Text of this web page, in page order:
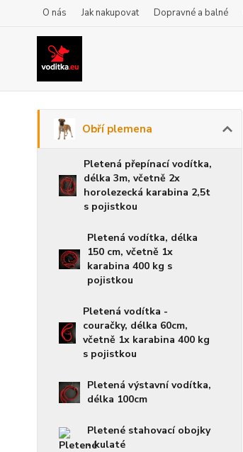
O nás Jak nakupovat Dopravné a balné
Obří plemena
Pletená přepínací vodítka,
délka 3m, včetně 2x
horolezecká karabina 2,5t
s pojistkou
Pletená vodítka, délka
150 cm, včetně 1x
karabina 400 kg s
pojistkou
Pletená vodítka -
couračky, délka 60cm,
včetně 1x karabina 400 kg
s pojistkou
Pletená výstavní vodítka,
délka 100cm
Pletené stahovací obojky
- kulaté